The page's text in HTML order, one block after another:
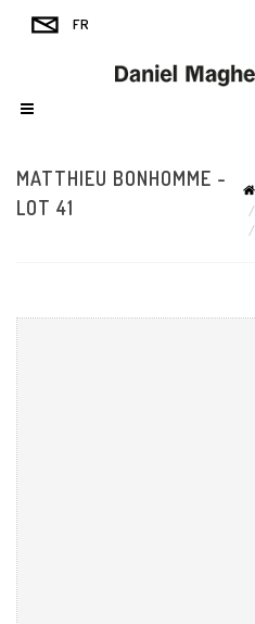
MATTHIEU BONHOMME -
LOT 41